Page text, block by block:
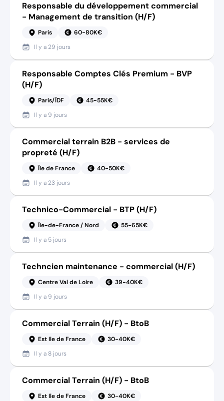
Responsable du développement commercial
- Management de transition (H/F)
Paris
60-80K€
Il y a 29 jours
Responsable Comptes Clés Premium - BVP
(H/F)
Paris/ÎDF
45-55K€
Il y a 9 jours
Commercial terrain B2B - services de
propreté (H/F)
Île de France
40-50K€
Il y a 23 jours
Technico-Commercial - BTP (H/F)
Île-de-France / Nord
55-65K€
Il y a 5 jours
Techncien maintenance - commercial (H/F)
Centre Val de Loire
39-40K€
Il y a 9 jours
Commercial Terrain (H/F) - BtoB
Est Ile de France
30-40K€
Il y a 8 jours
Commercial Terrain (H/F) - BtoB
Est Ile de France
30-40K€